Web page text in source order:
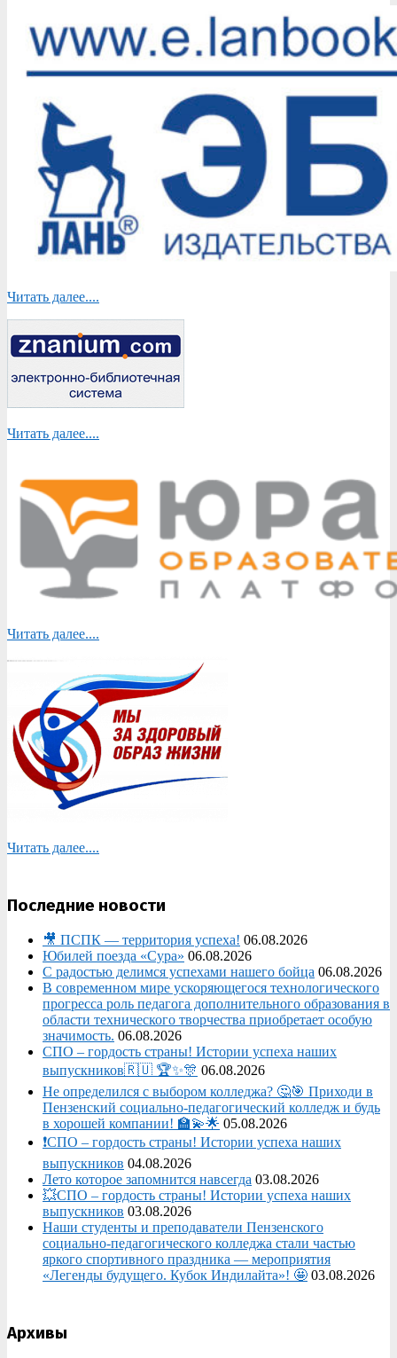
Читать далее....
Читать далее....
Читать далее....
Читать далее....
Последние новости
🎥 ПСПК — территория успеха! 06.08.2026
Юбилей поезда «Сура» 06.08.2026
С радостью делимся успехами нашего бойца 06.08.2026
В современном мире ускоряющегося технологического
прогресса роль педагога дополнительного образования в
области технического творчества приобретает особую
значимость. 06.08.2026
СПО – гордость страны! Истории успеха наших
выпускников🇷🇺 🏆✨🎊 06.08.2026
Не определился с выбором колледжа? 🤔🎯 Приходи в
Пензенский социально-педагогический колледж и будь
в хорошей компании! 🏫💫🌟 05.08.2026
❗СПО – гордость страны! Истории успеха наших
выпускников 04.08.2026
Лето которое запомнится навсегда 03.08.2026
💥СПО – гордость страны! Истории успеха наших
выпускников 03.08.2026
Наши студенты и преподаватели Пензенского
социально‑педагогического колледжа стали частью
яркого спортивного праздника — мероприятия
«Легенды будущего. Кубок Индилайта»! 🤩 03.08.2026
Архивы